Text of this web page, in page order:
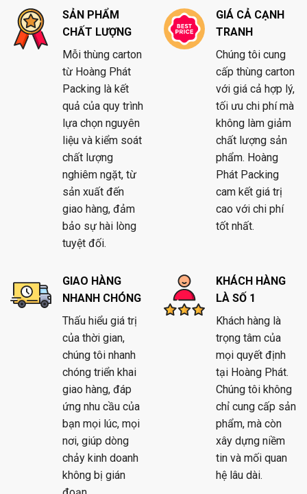
SẢN PHẨM
CHẤT LƯỢNG
Mỗi thùng carton
từ Hoàng Phát
Packing là kết
quả của quy trình
lựa chọn nguyên
liệu và kiểm soát
chất lượng
nghiêm ngặt, từ
sản xuất đến
giao hàng, đảm
bảo sự hài lòng
tuyệt đối.
GIÁ CẢ CẠNH
TRANH
Chúng tôi cung
cấp thùng carton
với giá cả hợp lý,
tối ưu chi phí mà
không làm giảm
chất lượng sản
phẩm. Hoàng
Phát Packing
cam kết giá trị
cao với chi phí
tốt nhất.
GIAO HÀNG
NHANH CHÓNG
Thấu hiểu giá trị
của thời gian,
chúng tôi nhanh
chóng triển khai
giao hàng, đáp
ứng nhu cầu của
bạn mọi lúc, mọi
nơi, giúp dòng
chảy kinh doanh
không bị gián
KHÁCH HÀNG
LÀ SỐ 1
Khách hàng là
trọng tâm của
mọi quyết định
tại Hoàng Phát.
Chúng tôi không
chỉ cung cấp sản
phẩm, mà còn
xây dựng niềm
tin và mối quan
hệ lâu dài.